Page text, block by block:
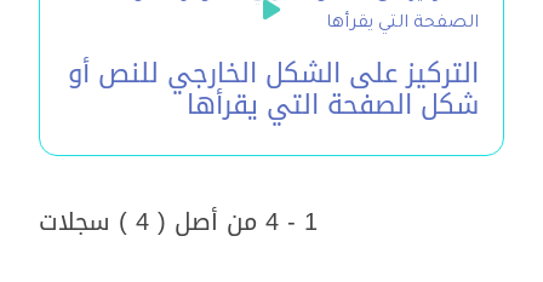
التركيز على الشكل الخارجي للنص أو
شكل الصفحة التي يقرأها
1 - 4 من أصل ( 4 ) سجلات